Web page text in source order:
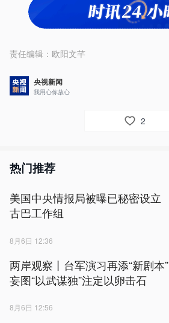
责任编辑： 欧阳文芊
央视新闻
我用心你放心
2
热门推荐
美国中央情报局被曝已秘密设立
古巴工作组
8月6日 12:36
两岸观察丨台军演习再添“新剧本”
妄图“以武谋独”注定以卵击石
8月6日 12:56